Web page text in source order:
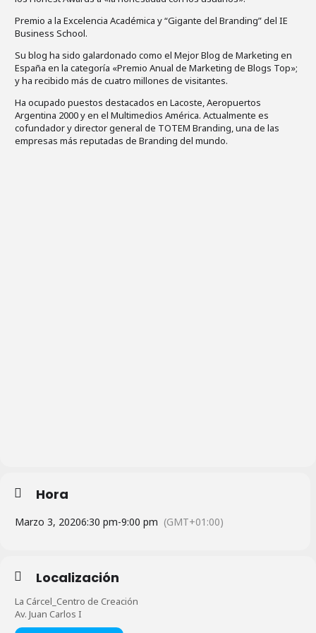
Premio a la Excelencia Académica y “Gigante del Branding” del IE
Business School.
Su blog ha sido galardonado como el Mejor Blog de Marketing en
España en la categoría «Premio Anual de Marketing de Blogs Top»;
y ha recibido más de cuatro millones de visitantes.
Ha ocupado puestos destacados en Lacoste, Aeropuertos
Argentina 2000 y en el Multimedios América. Actualmente es
cofundador y director general de TOTEM Branding, una de las
empresas más reputadas de Branding del mundo.
Hora
Marzo 3, 20206:30 pm-9:00 pm (GMT+01:00)
Localización
La Cárcel_Centro de Creación
Av. Juan Carlos I